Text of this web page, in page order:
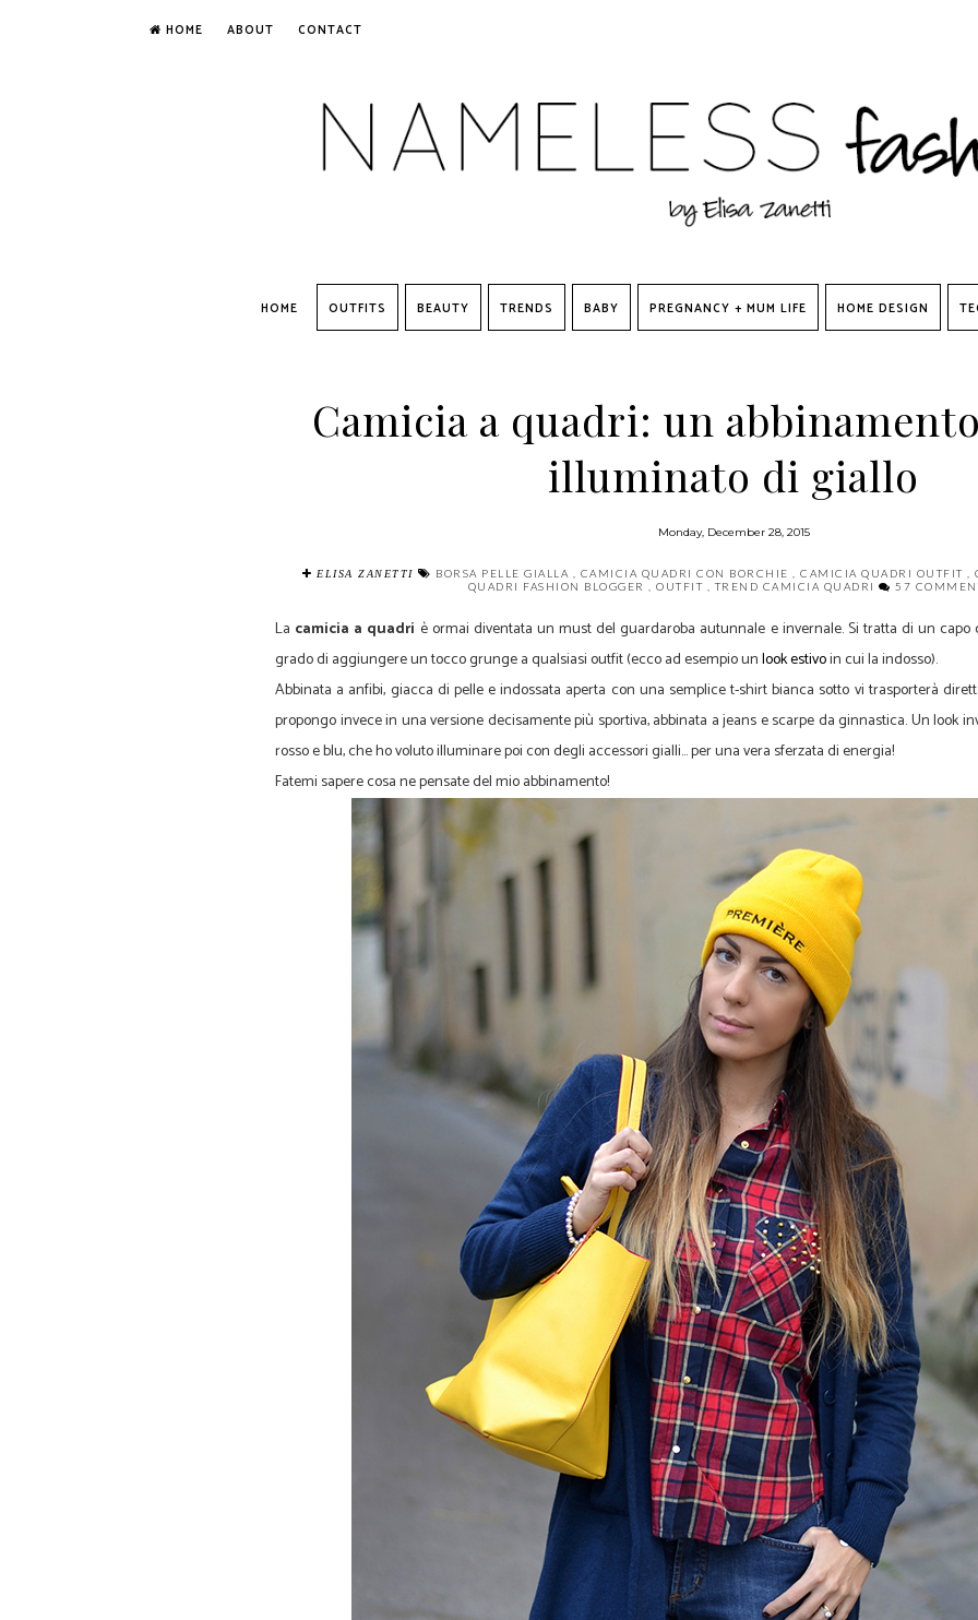
HOME ABOUT CONTACT
HOME OUTFITS BEAUTY TRENDS BABY PREGNANCY + MUM LIFE HOME DESIGN
Camicia a quadri: un
illuminato di giallo
Monday, December 28, 2015
ELISA ZANETTI BORSA PELLE GIALLA CAMICIA QUADRI CON BORCHIE CAMICIA QUADRI OUTFIT
QUADRI FASHION BLOGGER
OUTFIT ,TREND CAMICIA QUADRI 57
La camicia a quadri è ormai diventata un must del guardaroba autunnale e invernale. Si tratta di un
grado di aggiungere un tocco grunge a qualsiasi outfit (ecco ad esempio unlook estivoin cui la indosso).
Abbinata a anfibi, giacca di pelle e indossata aperta con una semplice t-shirt bianca sotto vi trasporterà
propongo invece in una versione decisamente più sportiva, abbinata a jeans e scarpe da ginnastica. Un look
rosso e blu, che ho voluto illuminare poi con degli accessori gialli… per una vera sferzata di energia!
Fatemi sapere cosa ne pensate del mio abbinamento!